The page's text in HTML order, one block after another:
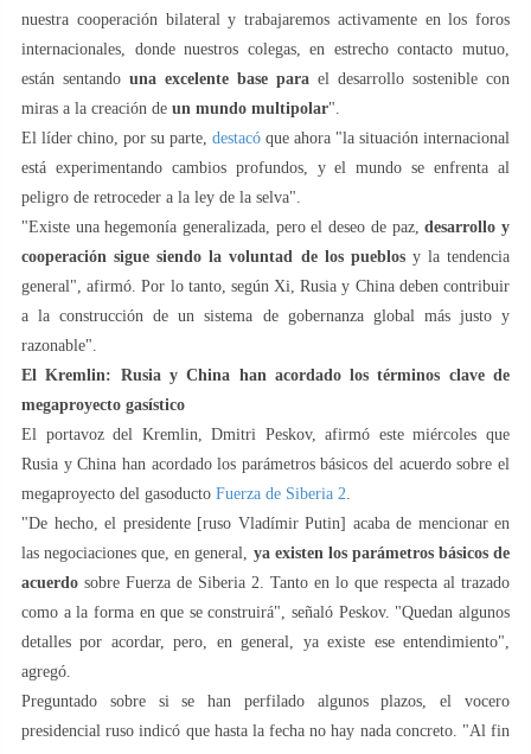
nuestra cooperación bilateral y trabajaremos activamente en los foros
internacionales, donde nuestros colegas, en estrecho contacto mutuo,
están sentando una excelente base para el desarrollo sostenible con
miras a la creación de un mundo multipolar".
El líder chino, por su parte, destacó que ahora "la situación internacional
está experimentando cambios profundos, y el mundo se enfrenta al
peligro de retroceder a la ley de la selva".
"Existe una hegemonía generalizada, pero el deseo de paz,desarrollo y
cooperación sigue siendo la voluntad de los pueblosy la tendencia
general", afirmó. Por lo tanto, según Xi, Rusia y China deben contribuir
a la construcción de un sistema de gobernanza global más justo y
razonable".
El Kremlin: Rusia y China han acordado los términos clave de
megaproyecto gasístico
El portavoz del Kremlin, Dmitri Peskov, afirmó este miércoles que
Rusia y China han acordado los parámetros básicos del acuerdo sobre el
megaproyecto del gasoducto Fuerza de Siberia 2
"De hecho, el presidente [ruso Vladímir Putin] acaba de mencionar en
las negociaciones que, en general, ya existen los parámetros básicos de
acuerdo sobre Fuerza de Siberia 2. Tanto en lo que respecta al trazado
como a la forma en que se construirá", señaló Peskov. "Quedan algunos
detalles por acordar, pero, en general, ya existe ese entendimiento",
agregó.
Preguntado sobre si se han perfilado algunos plazos, el vocero
presidencial ruso indicó que hasta la fecha no hay nada concreto. "Al fin